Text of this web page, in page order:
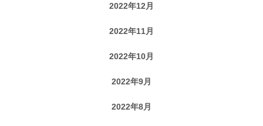
2022年12月
2022年11月
2022年10月
2022年9月
2022年8月